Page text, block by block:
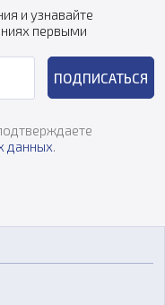
и узнавайте
первыми
ПОДПИСАТЬСЯ
данных